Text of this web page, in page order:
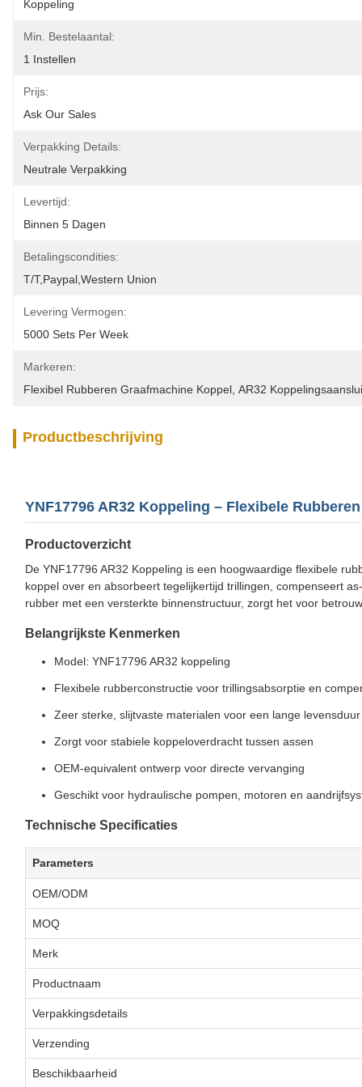
Koppeling
Min. Bestelaantal:
1 Instellen
Prijs:
Ask Our Sales
Verpakking Details:
Neutrale Verpakking
Levertijd:
Binnen 5 Dagen
Betalingscondities:
T/T,Paypal,Western Union
Levering Vermogen:
5000 Sets Per Week
Markeren:
Flexibel Rubberen Graafmachine Koppel AR32
Productbeschrijving
YNF17796 AR32 Koppeling – Flexibele
Productoverzicht
De YNF17796 AR32 Koppeling is een hoogwaardige flexibele
koppel over en absorbeert tegelijkertijd trillingen, compenseert
rubber met een versterkte binnenstructuur, zorgt het voor
Belangrijkste Kenmerken
Model: YNF17796 AR32 koppeling
Flexibele rubberconstructie voor trillingsabsorptie en
Zeer sterke, slijtvaste materialen voor een lange levensduur
Zorgt voor stabiele koppeloverdracht tussen assen
OEM-equivalent ontwerp voor directe vervanging
Geschikt voor hydraulische pompen, motoren en
Technische Specificaties
Parameters
OEM/ODM
MOQ
Merk
Productnaam
Verpakkingsdetails
Verzending
Beschikbaarheid